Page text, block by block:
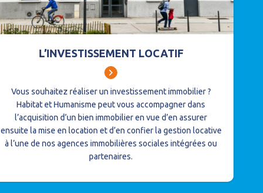
L’INVESTISSEMENT LOCATIF
Vous souhaitez réaliser un investissement immobilier ?
Habitat et Humanisme peut vous accompagner dans
l’acquisition d’un bien immobilier en vue d’en assurer
ensuite la mise en location et d’en confier la gestion locative
à l’une de nos agences immobilières sociales intégrées ou
partenaires.